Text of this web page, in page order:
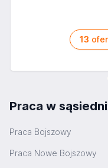
13
Praca w
Praca Bojszowy
Praca Nowe Bojszowy